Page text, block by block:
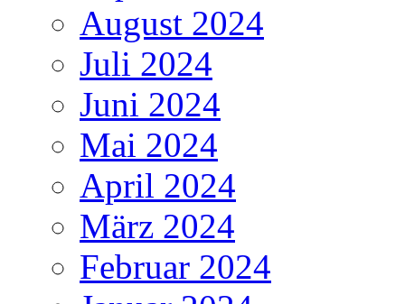
August 2024
Juli 2024
Juni 2024
Mai 2024
April 2024
März 2024
Februar 2024